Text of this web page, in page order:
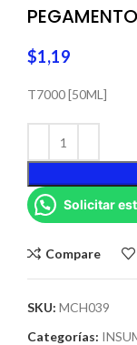
$1,19
T7000 [50ML]
Solicitar
Compare
SKU: MCH039
Categorías: